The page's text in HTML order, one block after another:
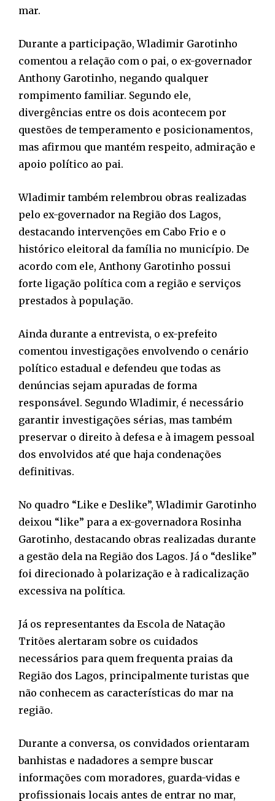
mar.
Durante a participação, Wladimir Garotinho
comentou a relação com o pai, o ex-governador
Anthony Garotinho, negando qualquer
rompimento familiar. Segundo ele,
divergências entre os dois acontecem por
questões de temperamento e posicionamentos,
mas afirmou que mantém respeito, admiração e
apoio político ao pai.
Wladimir também relembrou obras realizadas
pelo ex-governador na Região dos Lagos,
destacando intervenções em Cabo Frio e o
histórico eleitoral da família no município. De
acordo com ele, Anthony Garotinho possui
forte ligação política com a região e serviços
prestados à população.
Ainda durante a entrevista, o ex-prefeito
comentou investigações envolvendo o cenário
político estadual e defendeu que todas as
denúncias sejam apuradas de forma
responsável. Segundo Wladimir, é necessário
garantir investigações sérias, mas também
preservar o direito à defesa e à imagem pessoal
dos envolvidos até que haja condenações
definitivas.
No quadro “Like e Deslike”, Wladimir Garotinho
deixou “like” para a ex-governadora Rosinha
Garotinho, destacando obras realizadas durante
a gestão dela na Região dos Lagos. Já o “deslike”
foi direcionado à polarização e à radicalização
excessiva na política.
Já os representantes da Escola de Natação
Tritões alertaram sobre os cuidados
necessários para quem frequenta praias da
Região dos Lagos, principalmente turistas que
não conhecem as características do mar na
região.
Durante a conversa, os convidados orientaram
banhistas e nadadores a sempre buscar
informações com moradores, guarda-vidas e
profissionais locais antes de entrar no mar,